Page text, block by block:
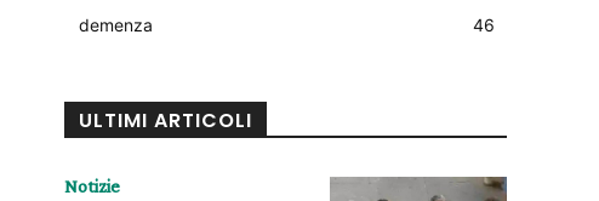
demenza
46
ULTIMI ARTICOLI
Notizie